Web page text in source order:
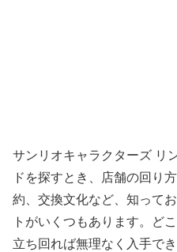
サンリオキャラクターズ リ
ドを探すとき、店舗の回り
約、交換文化など、知って
トがいくつもあります。ど
立ち回れば無理なく入手で